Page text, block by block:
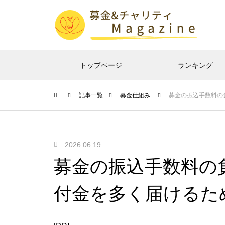
トップページ ランキング
記事一覧 募金仕組み 募金の振込手数料
2026.06.19
募金の振込手数料
付金を多く届けるた